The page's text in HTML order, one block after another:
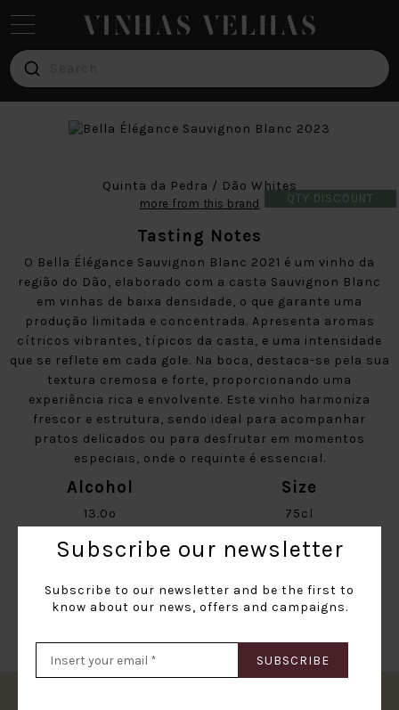
Red
Wine
Pink
Wine
Brands
Blog
QTY DISCOUNT
Quinta da Pedra / Dão Whites
more from this brand
Tasting Notes
O Bella Élégance Sauvignon Blanc 2021 é um vinho da
região do Dão, elaborado com a casta Sauvignon Blanc
em vinhas de baixa densidade, o que garante uma
produção limitada e concentrada. Apresenta aromas
cítricos vibrantes, típicos da casta, e uma intensidade
que se reflete em cada gole. Na boca, destaca-se pela sua
textura cremosa e forte, proporcionando uma
experiência rica e envolvente. Este vinho harmoniza
frescor e estrutura, sendo ideal para acompanhar
pratos delicados ou para desfrutar em momentos
especiais, onde o requinte é essencial.
Alcohol
13.0º
Size
75cl
Shipping informations
(Portugal); Portugal (Islands) 5-7 days; Europe 7-15
working days.
Subscribe our newsletter
Subscribe to our newsletter and be the first to
know about our news, offers and campaigns.
SUBSCRIBE